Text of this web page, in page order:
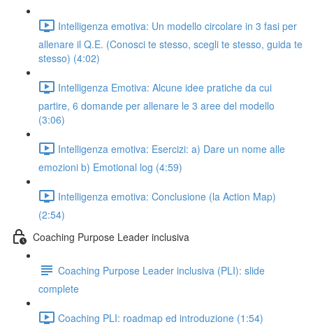
Intelligenza emotiva: Un modello circolare in 3 fasi per
allenare il Q.E. (Conosci te stesso, scegli te stesso, guida te
stesso) (4:02)
Intelligenza Emotiva: Alcune idee pratiche da cui
partire, 6 domande per allenare le 3 aree del modello
(3:06)
Intelligenza emotiva: Esercizi: a) Dare un nome alle
emozioni b) Emotional log (4:59)
Intelligenza emotiva: Conclusione (la Action Map)
(2:54)
Coaching Purpose Leader inclusiva
Coaching Purpose Leader inclusiva (PLI): slide
complete
Coaching PLI: roadmap ed introduzione (1:54)